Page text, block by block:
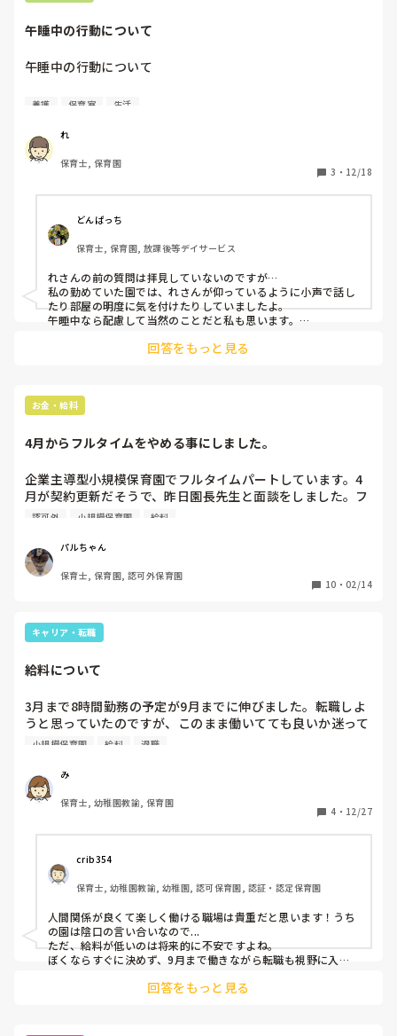
午睡中の行動について
午睡中の行動について
以前も別の質問をした方についてなのですが
大きな音をださないようにする、小さな声で話す、隣接する
部屋の電気をつけるときはドアを閉めるなどはしています
か？
また午睡中でなくとも
午前睡が必要な子が近くにいるときに同じようなことに気を
つけていますか？
わたしは常識だとおもっていたのですが
何度注意してもなおらないかたがいます。
寝かしつけの途中で大きな声（通常時から声が大きいです）
所作もいちいち大きいため彼女が休憩回しのためにはいる
これはそういう特性を持つ方なのか（声のボリューム調整が
むずかしい）それとも気にしなくていいと思っているのか
もし他の園では午睡中も普通に行動するよ～ということがあ
れば私の気にしすぎだとおもうので
おしえてください
養護 保育室 生活
れ
保育士, 保育園
3 ・ 12/18
どんぱっち
保育士, 保育園, 放課後等デイサービス
れさんの前の質問は拝見していないのですが…
私の勤めていた園では、れさんが仰っているように小声で話し
たり部屋の明度に気を付けたりしていましたよ。
午睡中なら配慮して当然のことだと私も思います。
どれだけ注意しても変わらないのならそういう特性のある子と
せんね。
普通に仕事に支障が出る話ですし、子どもさん達も睡眠のリズ
回答をもっと見る
お金・給料
4月からフルタイムをやめる事にしました。
企業主導型小規模保育園でフルタイムパートしています。4
月が契約更新だそうで、昨日園長先生と面談をしました。フ
ルタイムがキツいので(160時間)(2月は時間調整の為休みは7
しました。150時間くらいなら、生活費に支障はないので。
転職に揺れていましたが、今の仕事をがんばりたいと思いま
す。
認可外 小規模保育園 給料
パルちゃん
保育士, 保育園, 認可外保育園
10 ・ 02/14
キャリア・転職
給料について
3月まで8時間勤務の予定が9月までに伸びました。転職しよ
うと思っていたのですが、このまま働いてても良いか迷って
います。人間関係はとても良く楽しく仕事はしています。た
た。どうしたらいいか皆さんの考え教えてください。
小規模保育園 給料 退職
み
保育士, 幼稚園教諭, 保育園
4 ・ 12/27
crib354
保育士, 幼稚園教諭, 幼稚園, 認可保育園, 認証・認定保育園
人間関係が良くて楽しく働ける職場は貴重だと思います！うち
の園は陰口の言い合いなので...
ただ、給料が低いのは将来的に不安ですよね。
ぼくならすぐに決めず、9月まで働きながら転職も視野に入れ
「給料さえ上がれば続けたいのか」「別の環境に行きたいの
回答をもっと見る